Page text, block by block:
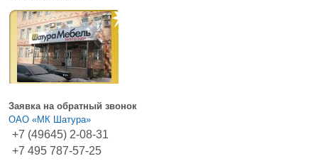
Заявка на обратный звонок
ОАО «МК Шатура»
+7 (49645) 2-08-31
+7 495 787-57-25